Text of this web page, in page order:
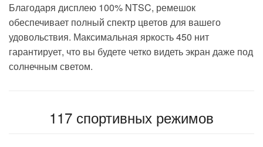
Благодаря дисплею 100% NTSC, ремешок
обеспечивает полный спектр цветов для вашего
удовольствия. Максимальная яркость 450 нит
гарантирует, что вы будете четко видеть экран даже под
солнечным светом.
117 спортивных режимов